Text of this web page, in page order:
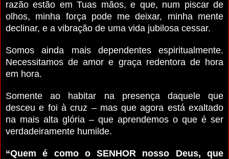
razão estão em Tuas mãos, e que, num piscar de
olhos, minha força pode me deixar, minha mente
declinar, e a vibração de uma vida jubilosa cessar.
Somos ainda mais dependentes espiritualmente.
Necessitamos de amor e graça redentora de hora
em hora.
Somente ao habitar na presença daquele que
desceu e foi à cruz – mas que agora está exaltado
na mais alta glória – que aprendemos o que é ser
verdadeiramente humilde.
“Quem é como o SENHOR nosso Deus, que